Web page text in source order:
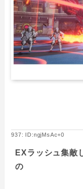
937: ID:ngjMsAc+0
EXラッシュ集敵
の